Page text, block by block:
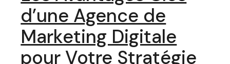
d’une Agence de
Marketing Digitale
pour Votre Stratégie